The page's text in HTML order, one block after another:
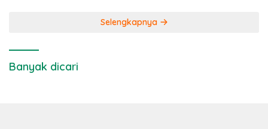
Selengkapnya
Banyak dicari